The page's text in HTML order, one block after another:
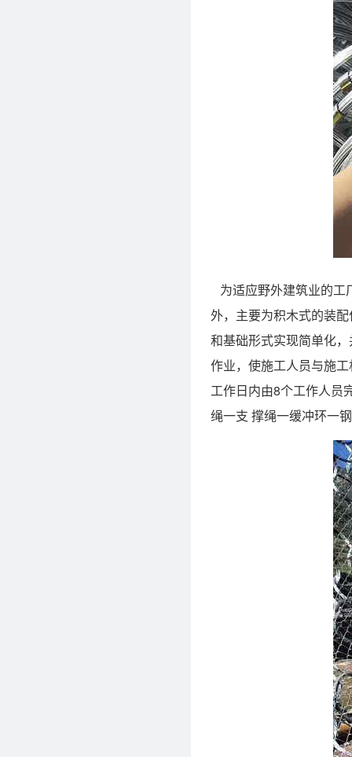
为适应野外建筑业的工
外，主要为积木式的装
和基础形式实现简单化
作业，使施工人员与施
工作日内由8个工作人员
绳一支 撑绳一缓冲环一